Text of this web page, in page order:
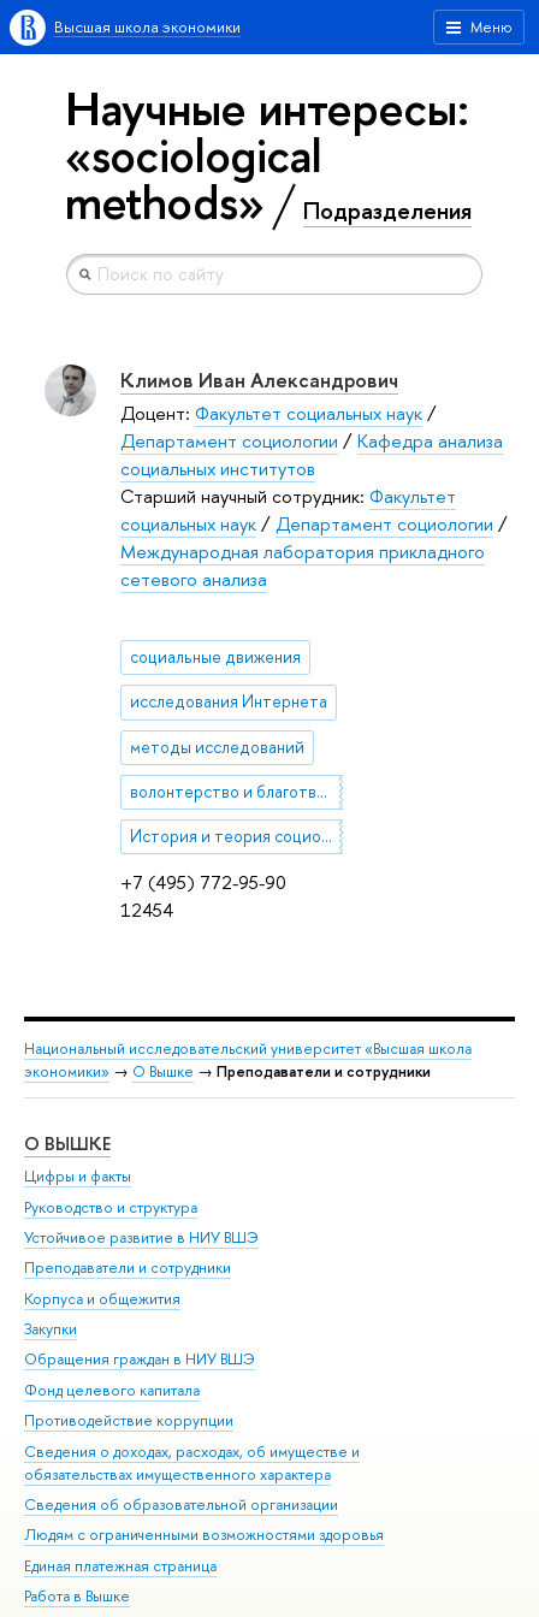
Меню
Высшая школа экономики
Научные интересы:
«sociological
methods» Подразделения
+7 (495) 772-95-90
12454
Климов Иван Александрович
Доцент: Факультет социальных наук/
Департамент социологии /Кафедра анализа
социальных институтов
Старший научный сотрудник: Факультет
социальных наук/Департамент социологии /
Международная лаборатория прикладного
сетевого анализа
социальные движения
исследования Интернета
методы исследований
волонтерство и благотворительность
История и теория социологии
Национальный исследовательский университет «Высшая школа
экономики» → О Вышке → Преподаватели и сотрудники
О ВЫШКЕ
Цифры и факты
Руководство и структура
Устойчивое развитие в НИУ ВШЭ
Преподаватели и сотрудники
Корпуса и общежития
Закупки
Обращения граждан в НИУ ВШЭ
Фонд целевого капитала
Противодействие коррупции
Сведения о доходах, расходах, об имуществе и
обязательствах имущественного характера
Сведения об образовательной организации
Людям с ограниченными возможностями здоровья
Единая платежная страница
Работа в Вышке